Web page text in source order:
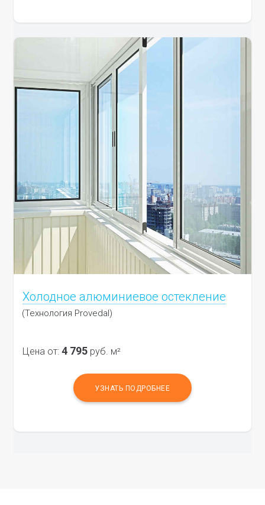
Холодное алюминиевое остекление
(Технология Provedal)
Цена от:4 795 руб. м²
УЗНАТЬ ПОДРОБНЕЕ